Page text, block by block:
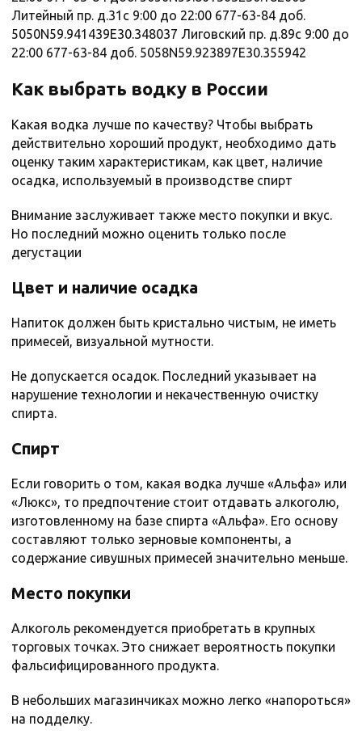
Литейный пр. д.31с 9:00 до 22:00 677-63-84 доб.
5050N59.941439E30.348037 Лиговский пр. д.89с 9:00 до
22:00 677-63-84 доб. 5058N59.923897E30.355942
Как выбрать водку в России
Какая водка лучше по качеству? Чтобы выбрать
действительно хороший продукт, необходимо дать
оценку таким характеристикам, как цвет, наличие
осадка, используемый в производстве спирт
Внимание заслуживает также место покупки и вкус.
Но последний можно оценить только после
дегустации
Цвет и наличие осадка
Напиток должен быть кристально чистым, не иметь
примесей, визуальной мутности.
Не допускается осадок. Последний указывает на
нарушение технологии и некачественную очистку
спирта.
Спирт
Если говорить о том, какая водка лучше «Альфа» или
«Люкс», то предпочтение стоит отдавать алкоголю,
изготовленному на базе спирта «Альфа». Его основу
составляют только зерновые компоненты, а
содержание сивушных примесей значительно меньше.
Место покупки
Алкоголь рекомендуется приобретать в крупных
торговых точках. Это снижает вероятность покупки
фальсифицированного продукта.
В небольших магазинчиках можно легко «напороться»
на подделку.